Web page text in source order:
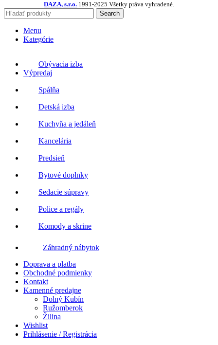
DAZA, s.r.o. 1991-2025 Všetky práva vyhradené.
Search
Menu
Kategórie
Obývacia izba
Výpredaj
Spálňa
Detská izba
Kuchyňa a jedáleň
Kancelária
Predsieň
Bytové doplnky
Sedacie súpravy
Police a regály
Komody a skrine
Záhradný nábytok
Doprava a platba
Obchodné podmienky
Kontakt
Kamenné predajne
Dolný Kubín
Ružomberok
Žilina
Wishlist
Prihlásenie / Registrácia